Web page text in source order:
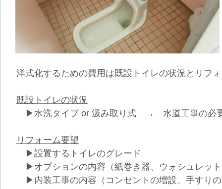
洋式化するための費用は既設トイレの状況とリフ
既設トイレの状況
▶水洗タイプ or 汲み取り式 → 水道工事の必要
リフォーム要望
▶設置するトイレのグレード
▶オプションの内容（紙巻き器、ウォシュレッ
▶内装工事の内容（コンセントの増設、手すり